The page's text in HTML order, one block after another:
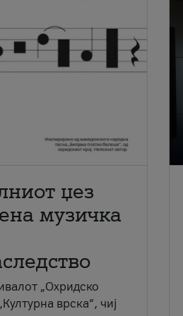
џез
музичка
„Охридско
врска“, чиј